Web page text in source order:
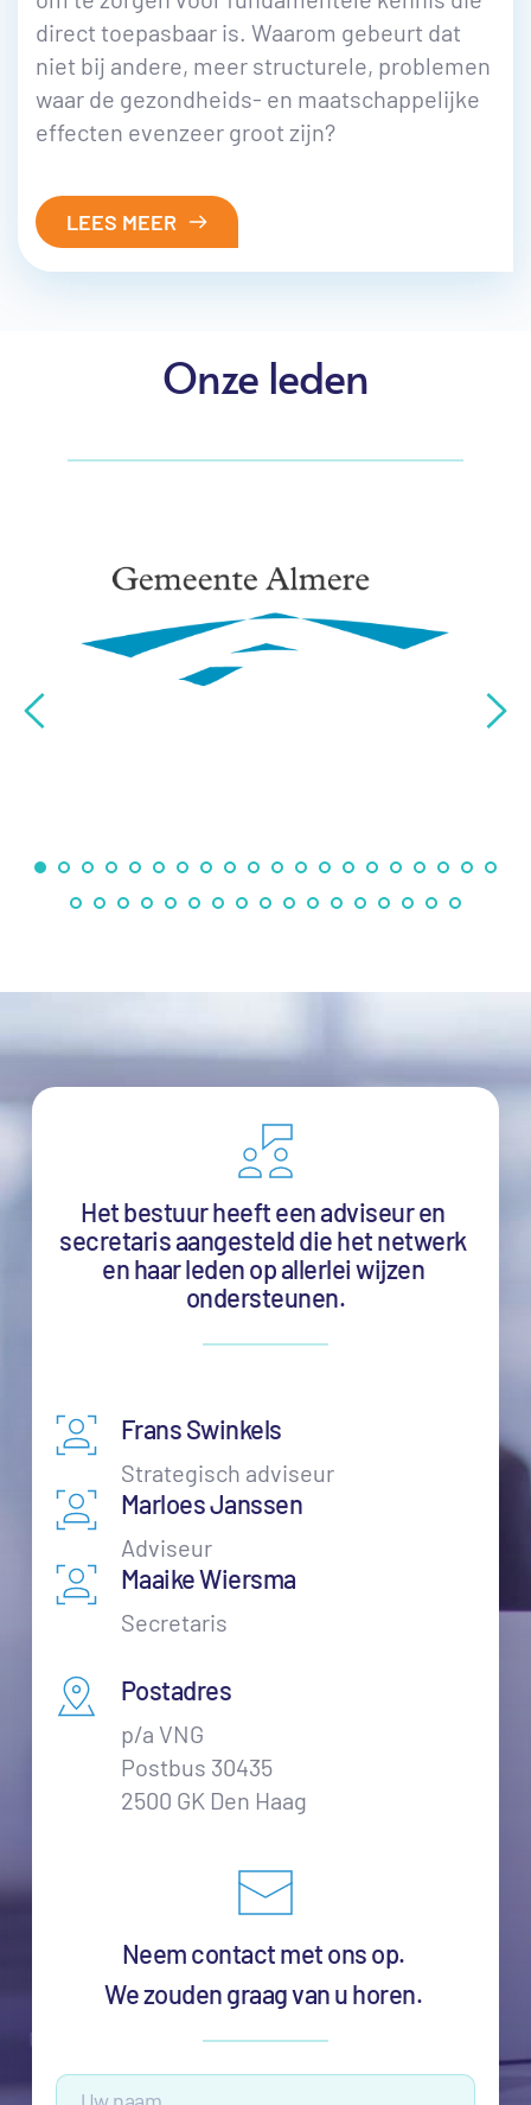
direct toepasbaar is. Waarom gebeurt dat
niet bij andere, meer structurele, problemen
waar de gezondheids- en maatschappelijke
effecten evenzeer groot zijn?
LEES MEER
Onze leden
Het bestuur heeft een adviseur en
secretaris aangesteld die het netwerk
en haar leden op allerlei wijzen
ondersteunen.
Frans Swinkels
Strategisch adviseur
Marloes Janssen
Adviseur
Maaike Wiersma
Secretaris
Postadres
p/a VNG
Postbus 30435
2500 GK Den Haag
Neem contact met ons op.
We zouden graag van u horen.